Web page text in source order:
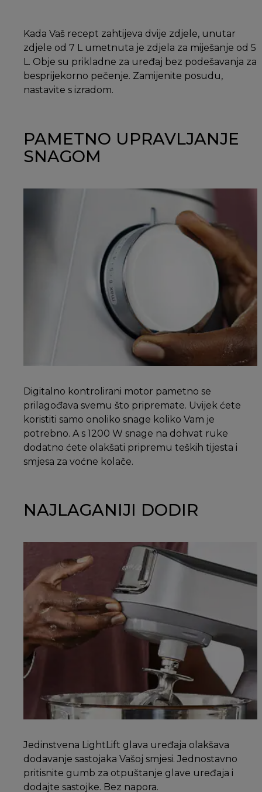
Kada Vaš recept zahtijeva dvije zdjele, unutar
zdjele od 7 L umetnuta je zdjela za miješanje od 5
L. Obje su prikladne za uređaj bez podešavanja za
besprijekorno pečenje. Zamijenite posudu,
nastavite s izradom.
PAMETNO UPRAVLJANJE
SNAGOM
Digitalno kontrolirani motor pametno se
prilagođava svemu što pripremate. Uvijek ćete
koristiti samo onoliko snage koliko Vam je
potrebno. A s 1200 W snage na dohvat ruke
dodatno ćete olakšati pripremu teških tijesta i
smjesa za voćne kolače.
NAJLAGANIJI DODIR
Jedinstvena LightLift glava uređaja olakšava
dodavanje sastojaka Vašoj smjesi. Jednostavno
pritisnite gumb za otpuštanje glave uređaja i
dodajte sastojke. Bez napora.